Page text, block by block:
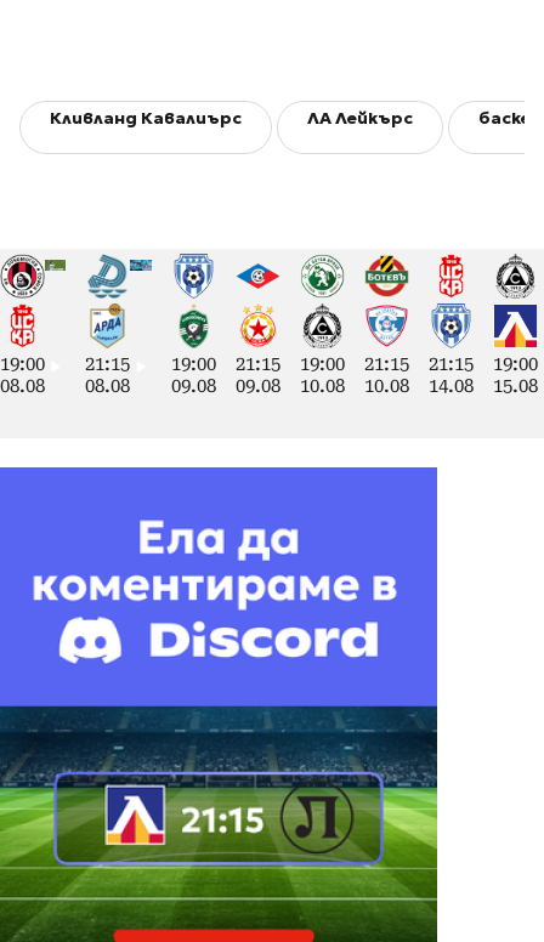
Кливланд Кавалиърс ЛА Лейкърс
19:00
08.08
21:15
08.08
19:00
09.08
21:15
09.08
19:00
10.08
21:15
10.08
21:15
14.08
19:00
15.08